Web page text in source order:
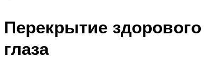
Перекрытие здорового
глаза